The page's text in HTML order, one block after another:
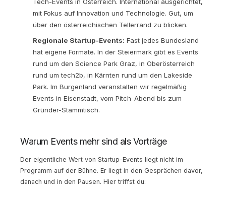
mit Fokus auf Innovation und Technologie. Gut, um
über den österreichischen Tellerrand zu blicken.
Regionale Startup-Events: Fast jedes Bundesland
hat eigene Formate. In der Steiermark gibt es Events
rund um den Science Park Graz, in Oberösterreich
rund um tech2b, in Kärnten rund um den Lakeside
Park. Im Burgenland veranstalten wir regelmäßig
Events in Eisenstadt, vom Pitch-Abend bis zum
Gründer-Stammtisch.
Warum Events mehr sind als Vorträge
Der eigentliche Wert von Startup-Events liegt nicht im
Programm auf der Bühne. Er liegt in den Gesprächen davor,
danach und in den Pausen. Hier triffst du: